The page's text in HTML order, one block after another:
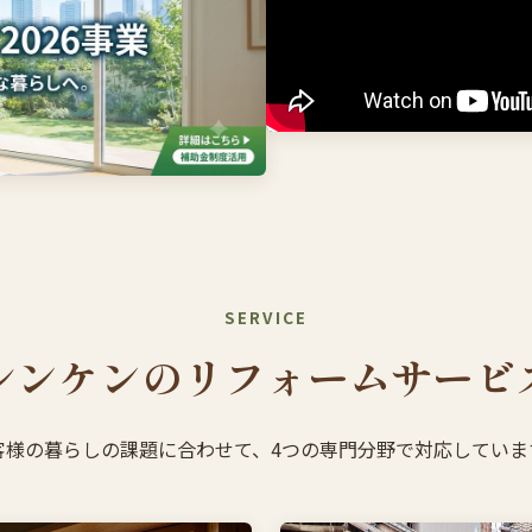
SERVICE
ンケンのリフォームサービ
様の暮らしの課題に合わせて、4つの専門分野で対応していま